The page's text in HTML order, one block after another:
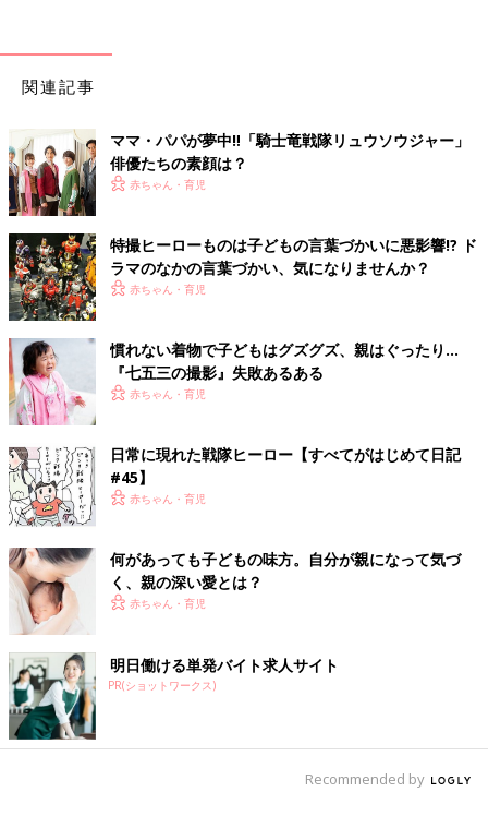
関連記事
ママ・パパが夢中‼「騎士竜戦隊リュウソウジャー」
俳優たちの素顔は？
赤ちゃん・育児
特撮ヒーローものは子どもの言葉づかいに悪影響!? ド
ラマのなかの言葉づかい、気になりませんか？
赤ちゃん・育児
慣れない着物で子どもはグズグズ、親はぐったり…
『七五三の撮影』失敗あるある
赤ちゃん・育児
日常に現れた戦隊ヒーロー【すべてがはじめて日記
#45】
赤ちゃん・育児
何があっても子どもの味方。自分が親になって気づ
く、親の深い愛とは？
赤ちゃん・育児
明日働ける単発バイト求人サイト
PR(ショットワークス)
Recommended by